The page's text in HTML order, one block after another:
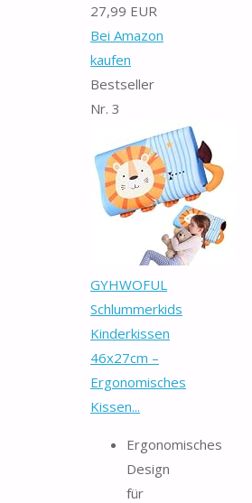
27,99 EUR
Bei Amazon
kaufen
Bestseller
Nr. 3
GYHWOFUL
Schlummerkids
Kinderkissen
46x27cm –
Ergonomisches
Kissen...
Ergonomisches
Design
für